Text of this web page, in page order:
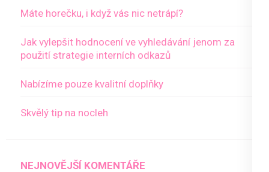
Máte horečku, i když vás nic netrápí?
Jak vylepšit hodnocení ve vyhledávání jenom za
použití strategie interních odkazů
Nabízíme pouze kvalitní doplňky
Skvělý tip na nocleh
NEJNOVĚJŠÍ KOMENTÁŘE